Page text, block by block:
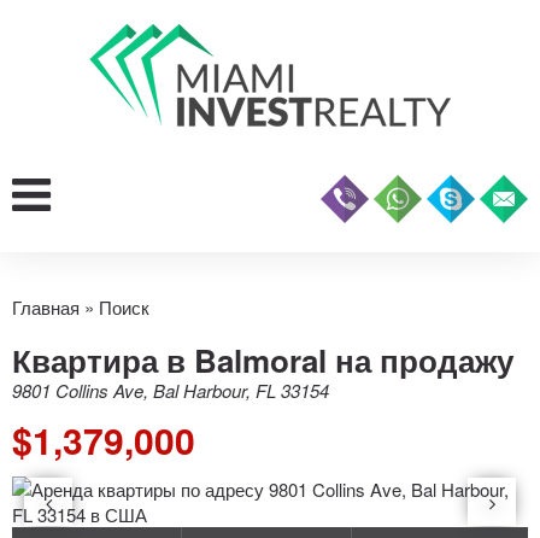
Главная » Поиск
Квартира в Balmoral на продажу
9801 Collins Ave, Bal Harbour, FL 33154
$1,379,000